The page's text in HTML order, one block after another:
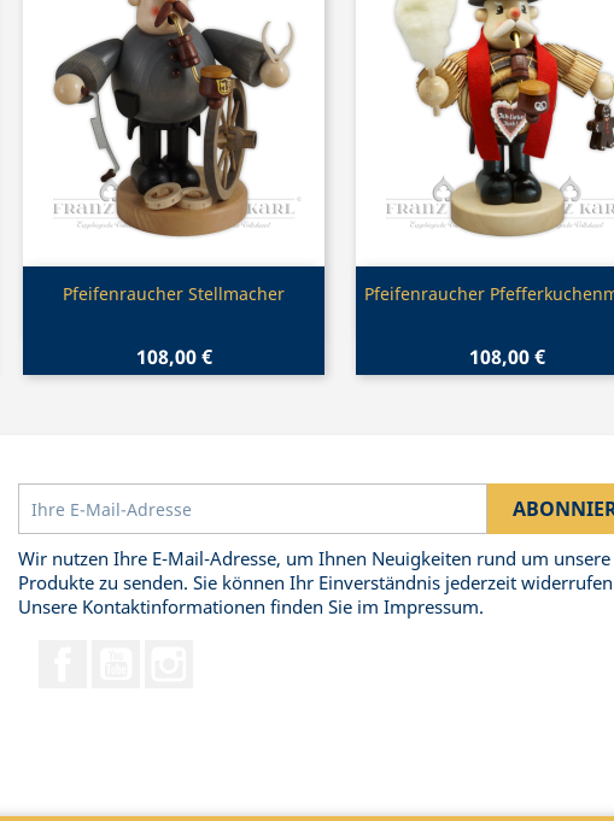
Vorschau
Pfeifenraucher Stellmacher
108,00 €
Vorschau
Pfeifenraucher
108,00 €
Wir nutzen Ihre E-Mail-Adresse, um Ihnen Neuigkeiten rund um unsere
Produkte zu senden. Sie können Ihr Einverständnis jederzeit
Unsere Kontaktinformationen finden Sie im Impressum.